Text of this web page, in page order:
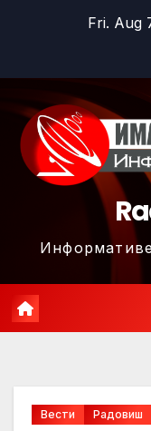
Fri. Aug
Вести Радовиш